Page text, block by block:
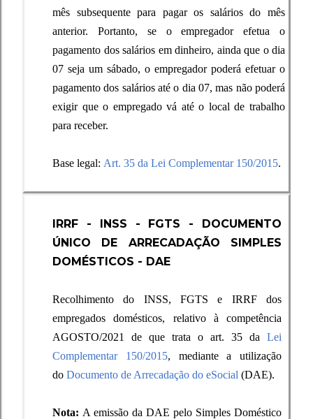
mês subsequente para pagar os salários do mês
anterior. Portanto, se o empregador efetua o
pagamento dos salários em dinheiro, ainda que o dia
07 seja um sábado, o empregador poderá efetuar o
pagamento dos salários até o dia 07, mas não poderá
exigir que o empregado vá até o local de trabalho
para receber.
Base legal: Art. 35 da Lei Complementar 150/2015.
IRRF - INSS - FGTS - DOCUMENTO
ÚNICO DE ARRECADAÇÃO SIMPLES
DOMÉSTICOS - DAE
Recolhimento do INSS, FGTS e IRRF dos
empregados domésticos, relativo à competência
AGOSTO/2021 de que trata o art. 35 da Lei
Complementar 150/2015, mediante a utilização
do Documento de Arrecadação do eSocial (DAE).
Nota: A emissão da DAE pelo Simples Doméstico